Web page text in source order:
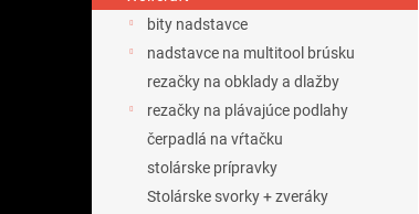
bity nadstavce
nadstavce na multitool brúsku
rezačky na obklady a dlažby
rezačky na plávajúce podlahy
čerpadlá na vŕtačku
stolárske prípravky
Stolárske svorky + zveráky